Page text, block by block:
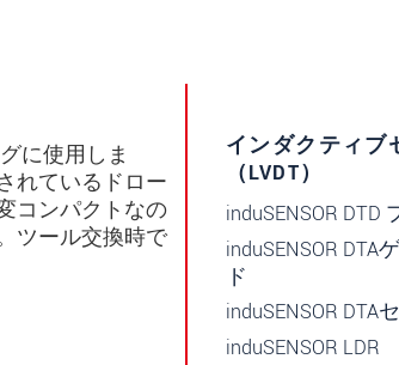
に使用しま
れているドロー
コンパクトなの
ツール交換時で
インダクティブ
（LVDT）
induSENSOR DTD
induSENSOR DTA
ド
induSENSOR DTA
induSENSOR LDR